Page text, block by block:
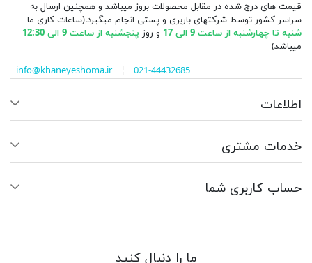
قیمت های درج شده در مقابل محصولات بروز میباشد و همچنین ارسال به
سراسر کشور توسط شرکتهای باربری و پستی انجام میگیرد.(ساعات کاری ما
شنبه تا چهارشنبه از ساعت 9 الی 17
و روز پنجشنبه از ساعت 9 الی 12:30
میباشد)
info@khaneyeshoma.ir¦ 021-44432685
اطلاعات
خدمات مشتری
حساب کاربری شما
ما را دنبال کنید